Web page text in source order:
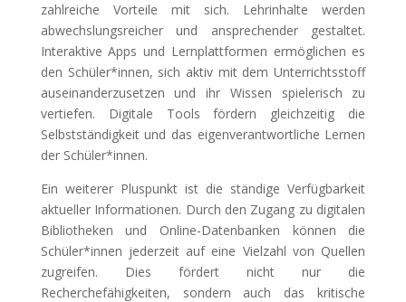
zahlreiche Vorteile mit sich. Lehrinhalte werden
abwechslungsreicher und ansprechender gestaltet.
Interaktive Apps und Lernplattformen ermöglichen es
den Schüler*innen, sich aktiv mit dem Unterrichtsstoff
auseinanderzusetzen und ihr Wissen spielerisch zu
vertiefen. Digitale Tools fördern gleichzeitig die
Selbstständigkeit und das eigenverantwortliche Lernen
der Schüler*innen.
Ein weiterer Pluspunkt ist die ständige Verfügbarkeit
aktueller Informationen. Durch den Zugang zu digitalen
Bibliotheken und Online-Datenbanken können die
Schüler*innen jederzeit auf eine Vielzahl von Quellen
zugreifen. Dies fördert nicht nur die
Recherchefähigkeiten, sondern auch das kritische